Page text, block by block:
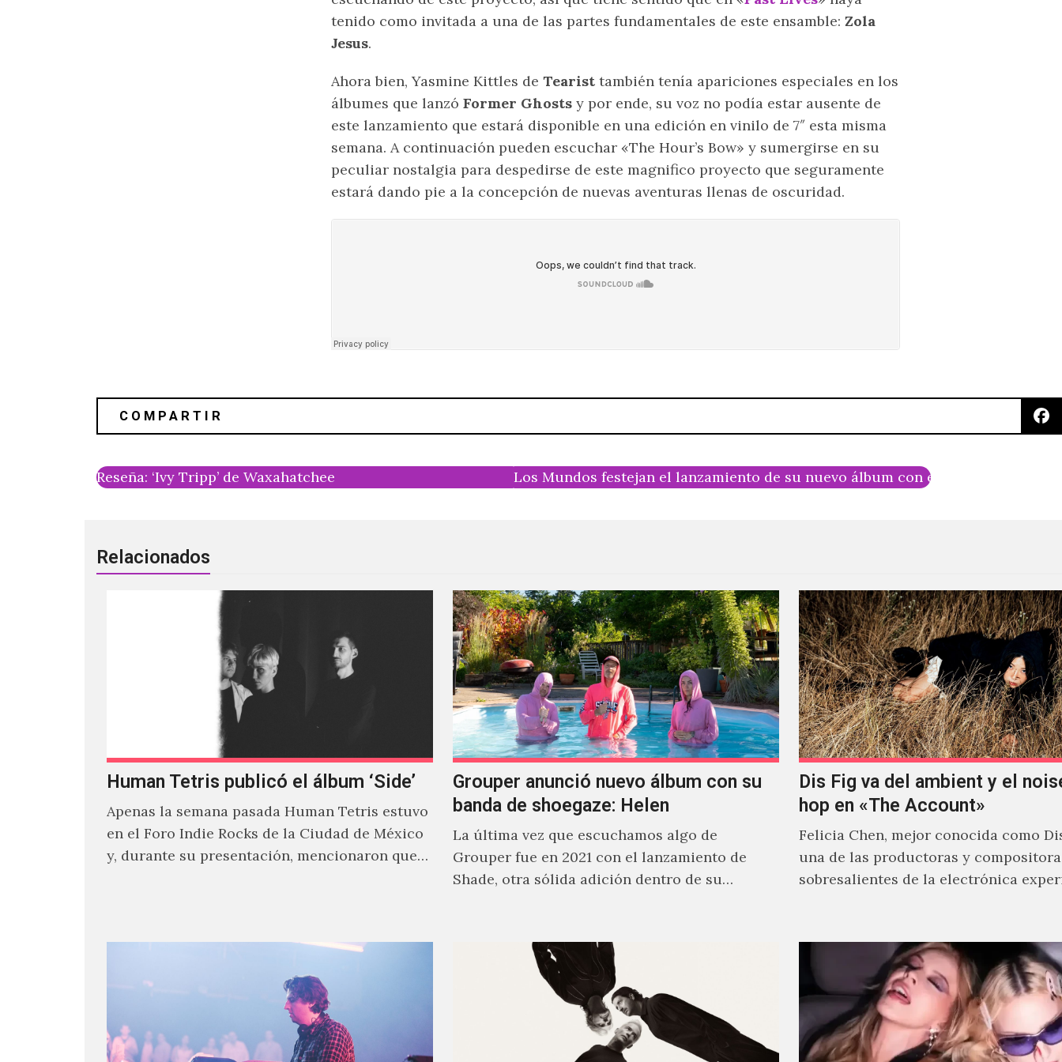
tenido como invitada a una de las partes fundamentales de este ensamble: Zola
Jesus.
Ahora bien, Yasmine Kittles de Tearist también tenía apariciones especiales en los
álbumes que lanzó Former Ghosts y por ende, su voz no podía estar ausente de
este lanzamiento que estará disponible en una edición en vinilo de 7″ esta misma
semana. A continuación pueden escuchar «The Hour’s Bow» y sumergirse en su
peculiar nostalgia para despedirse de este magnifico proyecto que seguramente
estará dando pie a la concepción de nuevas aventuras llenas de oscuridad.
Reseña: ‘Ivy Tripp’ de Waxahatchee Los Mundos festejan el lanzamiento de su nuevo álbum con el vídeo de
Relacionados
Human Tetris publicó el álbum ‘Side’
Apenas la semana pasada Human Tetris estuvo
en el Foro Indie Rocks de la Ciudad de México
y, durante su presentación, mencionaron que
Grouper anunció nuevo álbum con su
banda de shoegaze: Helen
La última vez que escuchamos algo de
Grouper fue en 2021 con el lanzamiento de
Shade, otra sólida adición dentro de su
Dis Fig va del ambient y el
hop en «The Account»
Felicia Chen, mejor conocida como
una de las productoras y
sobresalientes de la electrónica